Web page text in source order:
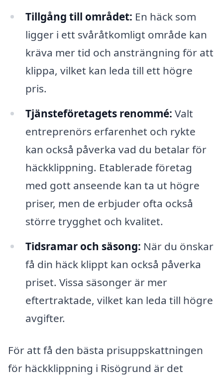
Tillgång till området: En häck som
ligger i ett svåråtkomligt område kan
kräva mer tid och ansträngning för att
klippa, vilket kan leda till ett högre
pris.
Tjänsteföretagets renommé: Valt
entreprenörs erfarenhet och rykte
kan också påverka vad du betalar för
häckklippning. Etablerade företag
med gott anseende kan ta ut högre
priser, men de erbjuder ofta också
större trygghet och kvalitet.
Tidsramar och säsong: När du önskar
få din häck klippt kan också påverka
priset. Vissa säsonger är mer
eftertraktade, vilket kan leda till högre
avgifter.
För att få den bästa prisuppskattningen
för häckklippning i Risögrund är det